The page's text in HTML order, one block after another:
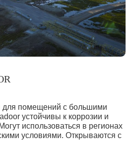
для помещений с большими
устойчивы к коррозии и
использоваться в регионах
условиями. Открываются с